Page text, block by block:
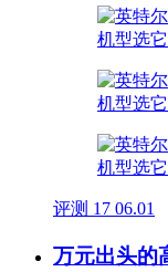
评测 17 06.01
万元出头的